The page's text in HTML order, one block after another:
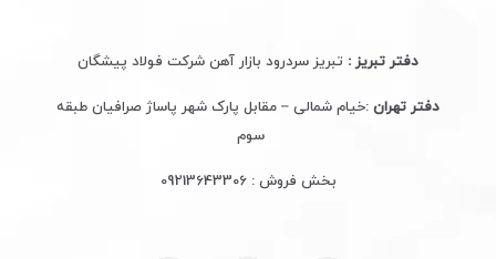
دفتر تبریز : تبریز سردرود بازار آهن شرکت فولاد پیشگان
دفتر تهران :خیام شمالی – مقابل پارک شهر پاساژ صرافیان طبقه
سوم
بخش فروش :09213643306